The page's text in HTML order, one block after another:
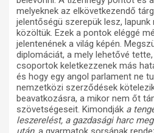
melyeknek az elkövetkezendő
jelentőségü szerepük lesz, lapunk
közöltük. Ezek a pontok eléggé
jelentenének a világ képén.
diplomáciát, a mely lehetővé
csoportok keletkezzenek más
és hogy egy angol parlament ne
nemzetközi szerződések
beavatkozásra, a mikor nem őt
szövetségeseit. Kimondják a
leszerelést, a gazdasági harc